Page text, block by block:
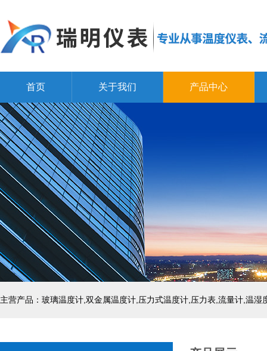
首页 关于我们 产品中心